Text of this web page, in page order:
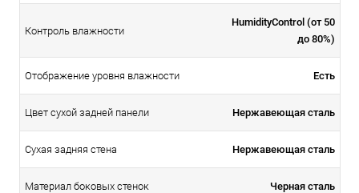
Контроль влажности
HumidityControl (от 50
до 80%)
Отображение уровня влажности Есть
Цвет сухой задней панели Нержавеющая сталь
Сухая задняя стена Нержавеющая сталь
Материал боковых стенок Черная сталь